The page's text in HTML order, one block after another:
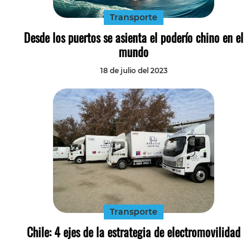
Transporte
Desde los puertos se asienta el poderío chino en el
mundo
18 de julio del 2023
Transporte
Chile: 4 ejes de la estrategia de electromovilidad